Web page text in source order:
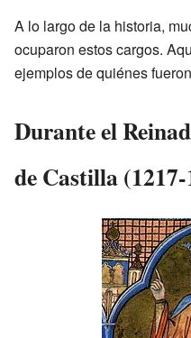
A lo largo de la historia,
ocuparon estos cargos.
ejemplos de quiénes
Durante el
de Castilla